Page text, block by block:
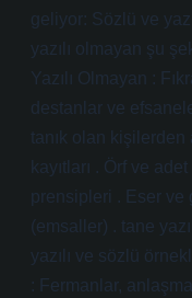
geliyor: Sözlü ve
yazılı olmayan şu
Yazılı Olmayan :
destanlar ve
tanık olan
kayıtları . Örf ve
prensipleri . Eser ve
(emsaller) . tane
yazılı ve sözlü
: Fermanlar,